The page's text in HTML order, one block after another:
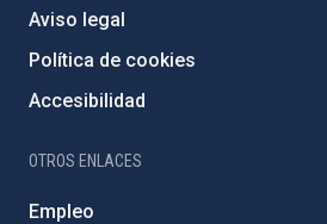
Aviso legal
Política de cookies
Accesibilidad
OTROS ENLACES
Empleo